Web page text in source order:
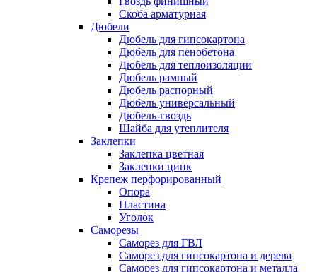
Скоба арматурная
Дюбели
Дюбель для гипсокартона
Дюбель для пенобетона
Дюбель для теплоизоляции
Дюбель рамный
Дюбель распорный
Дюбель универсальный
Дюбель-гвоздь
Шайба для утеплителя
Заклепки
Заклепка цветная
Заклепки цинк
Крепеж перфорированный
Опора
Пластина
Уголок
Саморезы
Саморез для ГВЛ
Саморез для гипсокартона и дерева
Саморез для гипсокартона и металла